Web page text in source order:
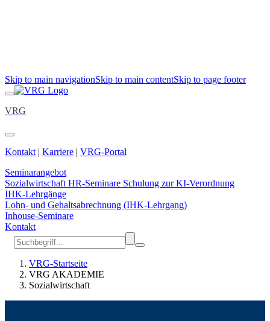
Skip to main navigationSkip to main contentSkip to page footer
VRG
Kontakt | Karriere | VRG-Portal
Seminarangebot
Sozialwirtschaft HR-Seminare Schulung zur KI-Verordnung
IHK-Lehrgänge
Lohn- und Gehaltsabrechnung (IHK-Lehrgang)
Inhouse-Seminare
Kontakt
VRG-Startseite
VRG AKADEMIE
Sozialwirtschaft